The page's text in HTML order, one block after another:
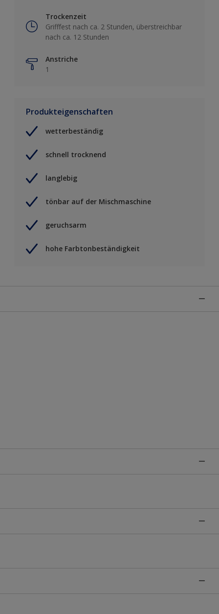
Trockenzeit
Grifffest nach ca. 2 Stunden, überstreichbar
nach ca. 12 Stunden
Anstriche
1
Produkteigenschaften
wetterbeständig
schnell trocknend
langlebig
tönbar auf der Mischmaschine
geruchsarm
hohe Farbtonbeständigkeit